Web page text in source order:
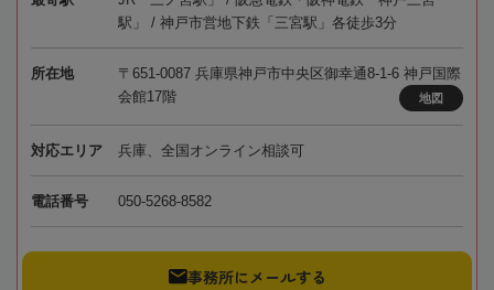
駅」 / 神戸市営地下鉄「三宮駅」各徒歩3分
所在地
〒651-0087 兵庫県神戸市中央区御幸通8-1-6 神戸国際
会館17階
地図
対応エリア 兵庫、全国オンライン相談可
電話番号 050-5268-8582
事務所にメールする